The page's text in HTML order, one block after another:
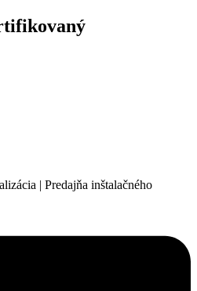
| Predajňa inštalačného